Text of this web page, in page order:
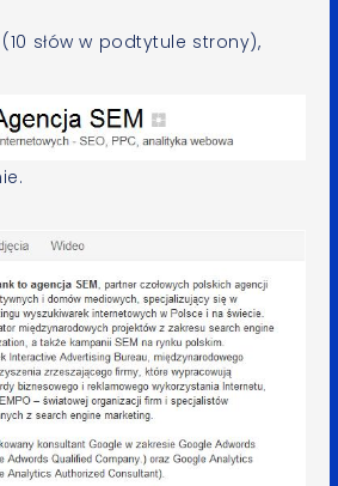
słów w podtytule strony),